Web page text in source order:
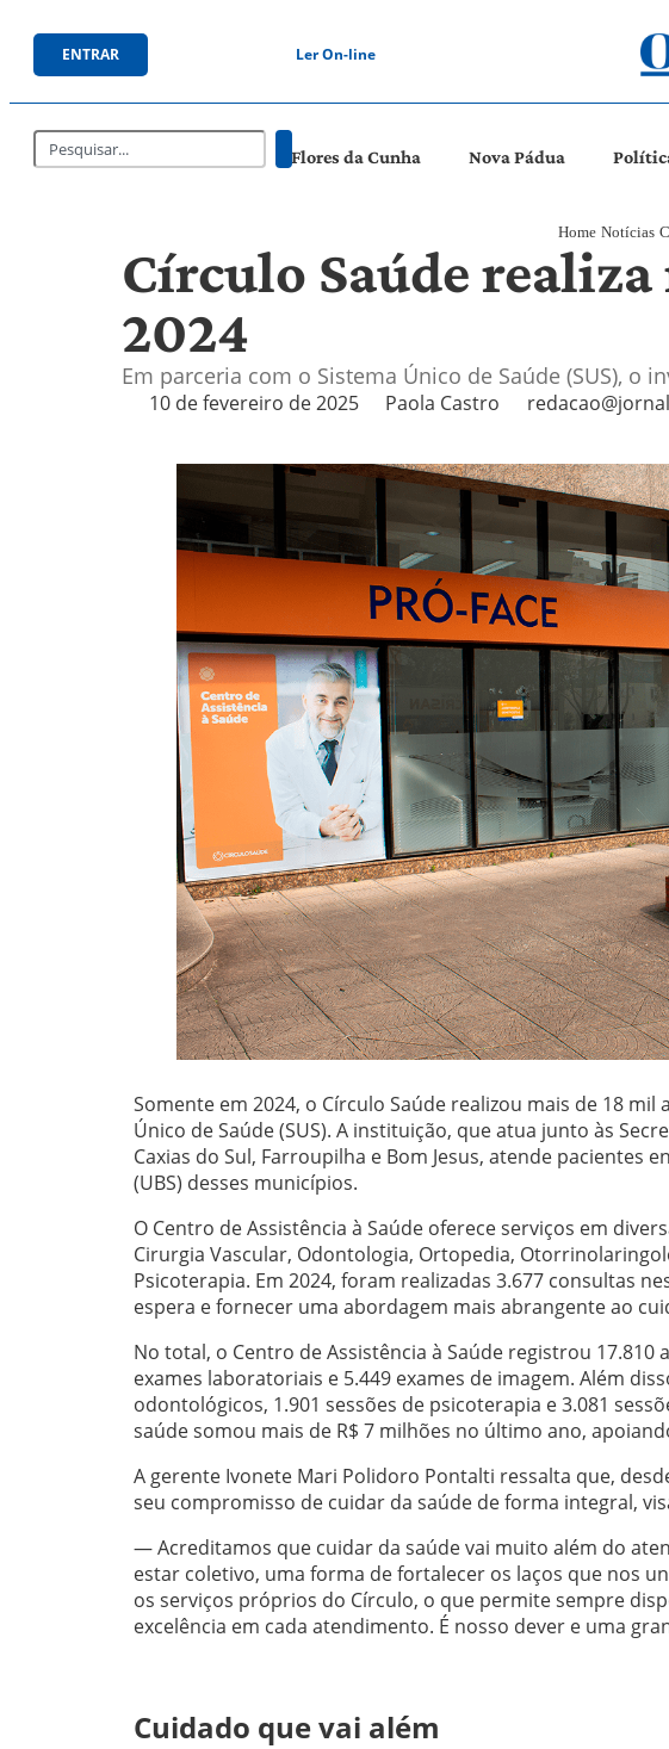
ENTRAR Ler On-line
Flores da Cunha Nova Pádua
Home Notícias
Círculo Saúde
2024
Em parceria com o Sistema Único de Saúde (SUS),
10 de fevereiro de 2025 Paola Castro
Somente em 2024, o Círculo Saúde realizou mais de 18
Único de Saúde (SUS). A instituição, que atua junto às
Caxias do Sul, Farroupilha e Bom Jesus, atende pacientes
(UBS) desses municípios.
O Centro de Assistência à Saúde oferece serviços em
Cirurgia Vascular, Odontologia, Ortopedia,
Psicoterapia. Em 2024, foram realizadas 3.677 consultas
espera e fornecer uma abordagem mais abrangente ao
No total, o Centro de Assistência à Saúde registrou
exames laboratoriais e 5.449 exames de imagem. Além
odontológicos, 1.901 sessões de psicoterapia e 3.081
saúde somou mais de R$ 7 milhões no último ano,
A gerente Ivonete Mari Polidoro Pontalti ressalta que,
seu compromisso de cuidar da saúde de forma integral,
— Acreditamos que cuidar da saúde vai muito além do
estar coletivo, uma forma de fortalecer os laços que nos
os serviços próprios do Círculo, o que permite sempre
excelência em cada atendimento. É nosso dever e uma
Cuidado que vai além